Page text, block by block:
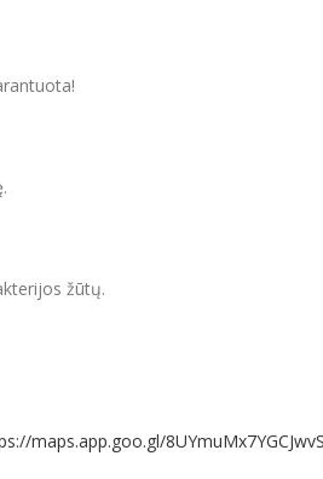
žūtų.
maps.app.goo.gl/